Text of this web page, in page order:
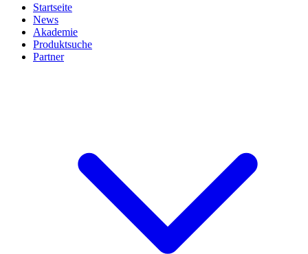
Startseite
News
Akademie
Produktsuche
Partner